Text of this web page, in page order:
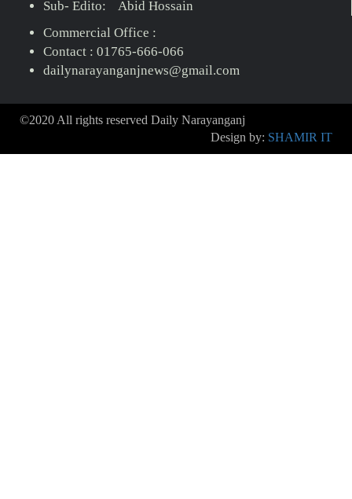
Sub- Edito: Abid Hossain
Commercial Office :
Contact : 01765-666-066
dailynarayanganjnews@gmail.com
©2020 All rights reserved Daily Narayanganj
Design by: SHAMIR IT